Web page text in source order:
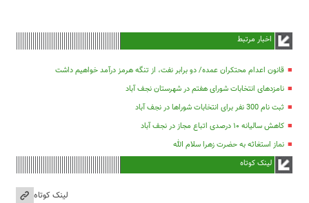
اخبار مرتبط
قانون اعدام محتکران عمده/ دو برابر نفت، از تنگه هرمز درآمد خواهیم داشت
نامزدهای انتخابات شورای هفتم در شهرستان نجف آباد
ثبت نام 300 نفر برای انتخابات شوراها در نجف آباد
کاهش سالیانه ۱۰ درصدی اتباع مجاز در نجف آباد
نماز استغاثه به حضرت زهرا سلام الله
لینک کوتاه
لینک کوتاه